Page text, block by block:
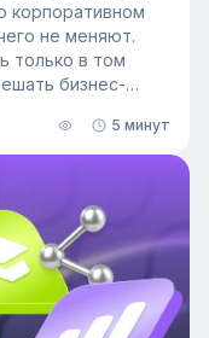
корпоративном
не меняют.
только в том
бизнес-
выбор
влияние
можно ли этот
подходы к
HR и L&D, а
происходит и
подготовлен
5 минут